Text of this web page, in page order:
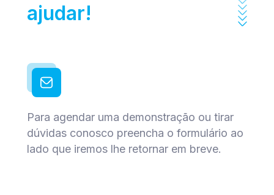
ajudar!
Para agendar uma demonstração ou tirar
dúvidas conosco preencha o formulário ao
lado que iremos lhe retornar em breve.